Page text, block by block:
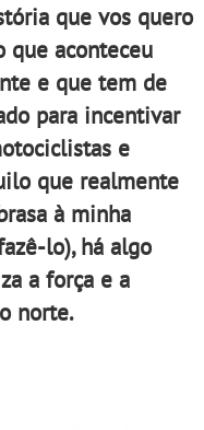
que vos quero
que aconteceu
e que tem de
para incentivar
e
que realmente
à minha
lo), há algo
a força e a
norte.